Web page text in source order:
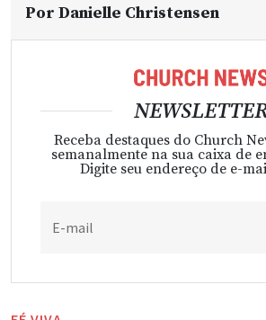
Por Danielle Christensen
Receba destaques do Church
semanalmente na sua caixa de
Digite seu endereço de e-
E-mail